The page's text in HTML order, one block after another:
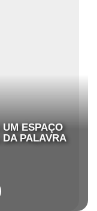
ESPAÇO
DA PALAVRA